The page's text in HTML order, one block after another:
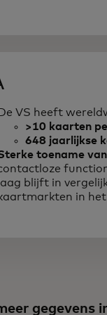
De VS heeft
>10 kaarten
648 jaarlijkse
toename
laag blijft in
in
gegevens